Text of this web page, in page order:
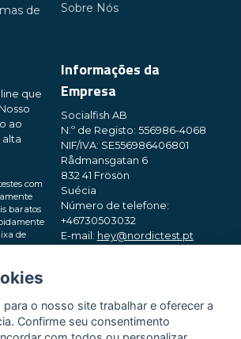
de
Sobre Nós
que
ao
com
baratos
de
pequenas
Informações da
Empresa
Socialfish AB
N.º de Registo: 556986-4068
NIF/IVA: SE556986406801
Rådmansgatan 6
832 41 Frösön
Suécia
Número de telefone:
+46730503032
E-mail: hey@nordictest.pt
o nosso site trabalhar e oferecer a
Confirme seu consentimento